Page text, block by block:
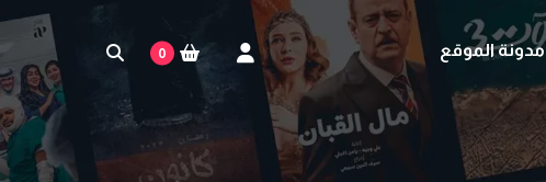
مدونة الموقع
0